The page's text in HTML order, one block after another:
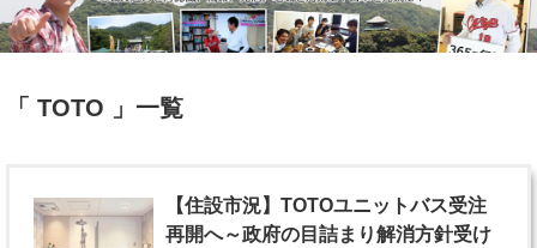
「 TOTO 」一覧
【住設市況】TOTOユニットバス受注
再開へ～政府の目詰まり解消方針受け